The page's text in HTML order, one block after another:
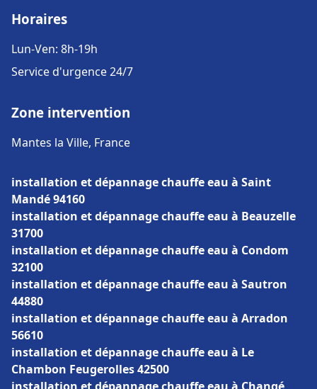
Horaires
Lun-Ven: 8h-19h
Service d'urgence 24/7
Zone intervention
Mantes la Ville, France
installation et dépannage chauffe eau à Saint
Mandé 94160
installation et dépannage chauffe eau à Beauzelle
31700
installation et dépannage chauffe eau à Condom
32100
installation et dépannage chauffe eau à Sautron
44880
installation et dépannage chauffe eau à Arradon
56610
installation et dépannage chauffe eau à Le
Chambon Feugerolles 42500